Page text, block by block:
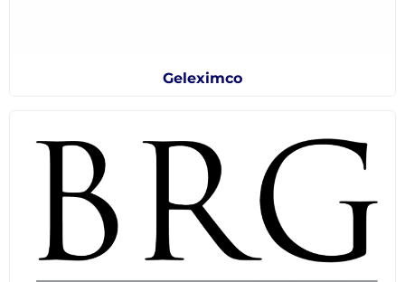
Geleximco